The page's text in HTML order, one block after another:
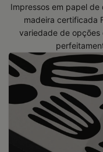
Impressos em papel
madeira certificada
variedade de opções